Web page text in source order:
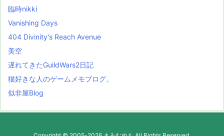
臨時nikki
Vanishing Days
404 Divinity's Reach Avenue
美空
遅れてきたGuildWars2日記
猫好きな人のゲームメモブログ。
似非屋Blog